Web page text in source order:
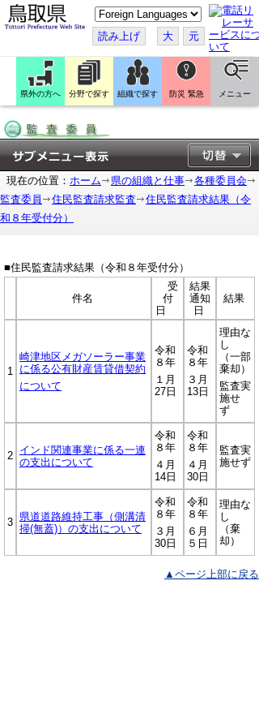
こ
の
ペ
ー
ジ
翻
訳
す
読み上げ 大 元
県外の方へ 分野で探す 組織で探す 防災 緊急 メニュー
現在の位置： ホーム 県の組織と仕事
各種委員会
監査委員
住民監査請求監査
住民監査請求結果（令
和８年受付分）
■住民監査請求結果（令和８年受付分）
件名
受
付
日
結果
通知
日
結果
1
崎津地区メガソーラー事業
に係る公有財産賃貸借契約
について
令和
８年
１月
27日
令和
８年
３月
13日
理由な
し
（一部
棄却）
監査実
施せ
ず
2 インド関連事業に係る一連
の支出について
令和
８年
４月
14日
令和
８年
４月
30日
監査実
施せず
3 県道道路維持工事（側溝清
掃(無蓋)）の支出について
令和
８年
３月
30日
令和
８年
６月
５日
理由な
し
（棄
却）
▲ページ上部に戻る